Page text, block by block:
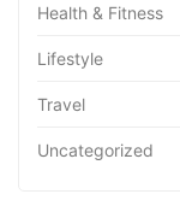
Health & Fitness
Lifestyle
Travel
Uncategorized